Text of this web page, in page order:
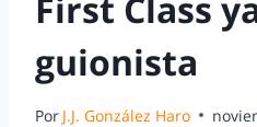
guionista
Por J.J. González Haro